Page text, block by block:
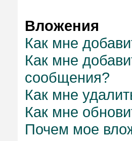
Вложения
Как мне
Как мне
сообщения?
Как мне
Как мне
Почем мое